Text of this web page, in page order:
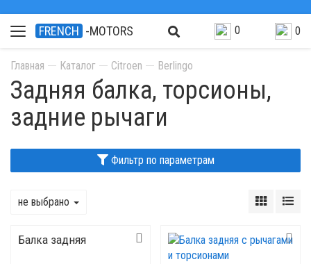
FRENCH -MOTORS 0 0
Главная Каталог Citroen Berlingo
Задняя балка, торсионы,
задние рычаги
Фильтр по параметрам
не выбрано
Балка задняя